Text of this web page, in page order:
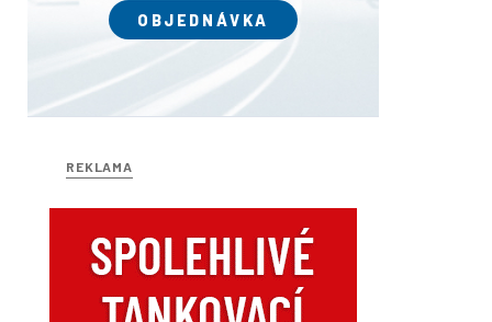
OBJEDNÁVKA
REKLAMA